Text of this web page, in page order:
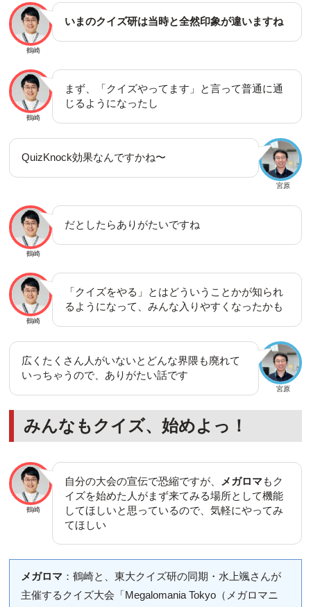
鶴崎
いまのクイズ研は当時と全然印象が違いますね
鶴崎
まず、「クイズやってます」と言って普通に通
じるようになったし
宮原
QuizKnock効果なんですかね〜
鶴崎
だとしたらありがたいですね
鶴崎
「クイズをやる」とはどういうことかが知られ
るようになって、みんな入りやすくなったかも
宮原
広くたくさん人がいないとどんな界隈も廃れて
いっちゃうので、ありがたい話です
みんなもクイズ、始めよっ！
鶴崎
自分の大会の宣伝で恐縮ですが、 メガロマもク
イズを始めた人がまず来てみる場所として機能
してほしいと思っているので、気軽にやってみ
てほしい
メガロマ：鶴崎と、東大クイズ研の同期・水上颯さんが
主催するクイズ大会「Megalomania Tokyo（メガロマニ